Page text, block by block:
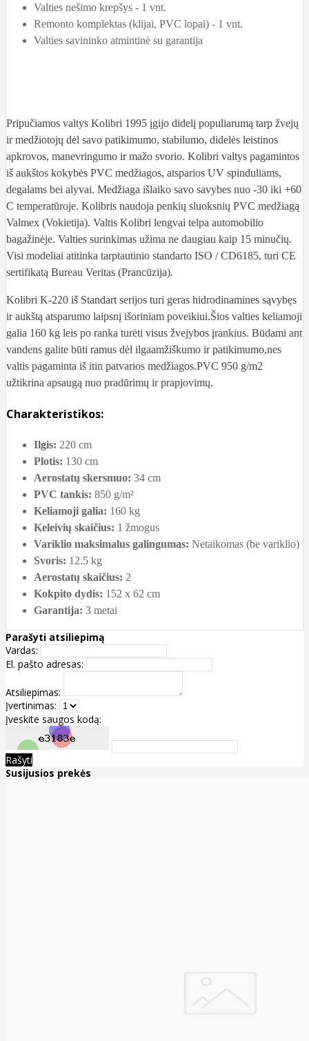
Valties nešimo krepšys - 1 vnt.
Remonto komplektas (klijai, PVC lopai) - 1 vnt.
Valties savininko atmintinė su garantija
Pripučiamos valtys Kolibri 1995 įgijo didelį populiarumą tarp žvejų
ir medžiotojų dėl savo patikimumo, stabilumo, didelės leistinos
apkrovos, manevringumo ir mažo svorio. Kolibri valtys pagamintos
iš aukštos kokybės PVC medžiagos, atsparios UV spinduliams,
degalams bei alyvai. Medžiaga išlaiko savo savybes nuo -30 iki +60
C temperatūroje. Kolibris naudoja penkių sluoksnių PVC medžiagą
Valmex (Vokietija). Valtis Kolibri lengvai telpa automobilio
bagažinėje. Valties surinkimas užima ne daugiau kaip 15 minučių.
Visi modeliai atitinka tarptautinio standarto ISO / CD6185, turi CE
sertifikatą Bureau Veritas (Prancūzija).
Kolibri K-220 iš Standart serijos turi geras hidrodinamines sąvybęs
ir aukštą atsparumo laipsnį išoriniam poveikiui.Šios valties keliamoji
galia 160 kg leis po ranka turėti visus žvejybos įrankius. Būdami ant
vandens galite būti ramus dėl ilgaamžiškumo ir patikimumo,nes
valtis pagaminta iš itin patvarios medžiagos.PVC 950 g/m2
užtikrina apsaugą nuo pradūrimų ir prapjovimų.
Charakteristikos:
Ilgis: 220 cm
Plotis: 130 cm
Aerostatų skersmuo: 34 cm
PVC tankis: 850 g/m²
Keliamoji galia: 160 kg
Keleivių skaičius: 1 žmogus
Variklio maksimalus galingumas: Netaikomas (be variklio)
Svoris: 12.5 kg
Aerostatų skaičius: 2
Kokpito dydis: 152 x 62 cm
Garantija: 3 metai
Parašyti atsiliepimą
Vardas:
El. pašto adresas:
Atsiliepimas:
Įvertinimas:
Įveskite saugos kodą:
Rašyti
Susijusios prekės